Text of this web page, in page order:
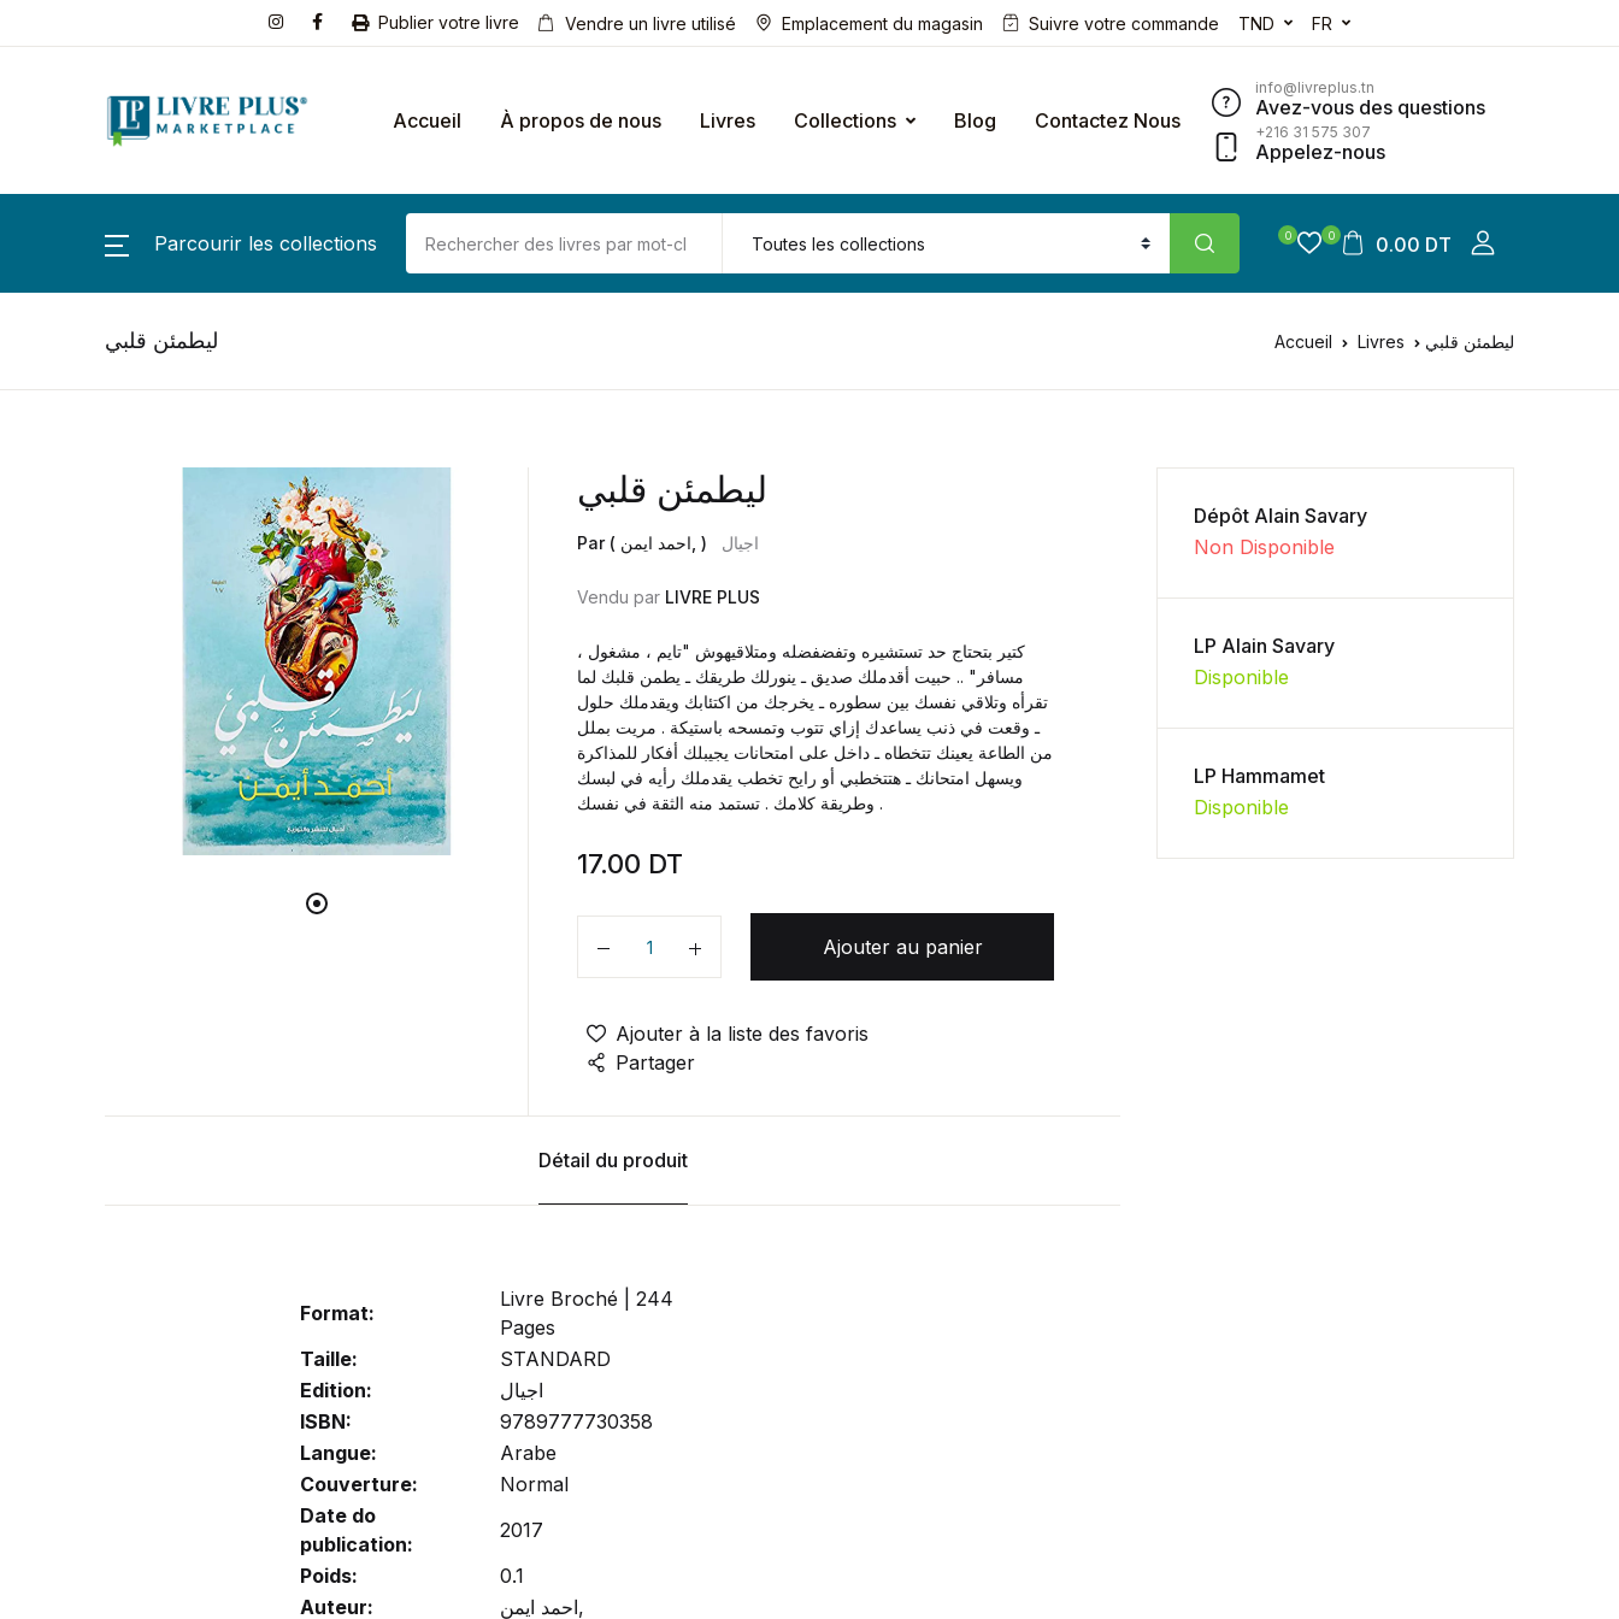
Publier votre livre Vendre un livre utilisé Emplacement du magasin Suivre votre commande TND FR
Accueil À propos de nous Livres Collections Blog Contactez Nous
info@livreplus.tn
Avez-vous des questions
+216 31 575 307
Appelez-nous
Parcourir les collections 0 0 0.00 DT
ليطمئن قلبي Accueil Livres ليطمئن قلبي
ليطمئن قلبي
Par ( احمد ايمن, ) اجيال
Vendu par LIVRE PLUS
كتير بتحتاج حد تستشيره وتفضفضله ومتلاقيهوش "تايم ، مشغول ،
مسافر" .. حبيت أقدملك صديق ـ ينورلك طريقك ـ يطمن قلبك لما
تقرأه وتلاقي نفسك بين سطوره ـ يخرجك من اكتئابك ويقدملك حلول
ـ وقعت في ذنب يساعدك إزاي تتوب وتمسحه باستيكة . مريت بملل
من الطاعة يعينك تتخطاه ـ داخل على امتحانات يجيبلك أفكار للمذاكرة
ويسهل امتحانك ـ هتتخطبي أو رايح تخطب يقدملك رأيه في لبسك
وطريقة كلامك . تستمد منه الثقة في نفسك .
17.00 DT
Quantité
Ajouter au panier
Ajouter à la liste des favoris
Partager
Détail du produit
Format:
Livre Broché | 244
Pages
Taille:
STANDARD
Edition:
اجيال
ISBN:
9789777730358
Langue:
Arabe
Couverture:
Normal
Date do
publication:
2017
Poids:
0.1
Auteur:
احمد ايمن,
Dépôt Alain Savary
Non Disponible
LP Alain Savary
Disponible
LP Hammamet
Disponible